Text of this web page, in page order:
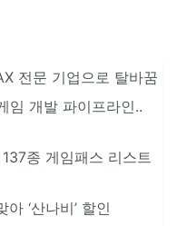
전문 기업으로 탈바꿈
임 개발 파이프라인..
종 게임패스 리스트
‘산나비’ 할인